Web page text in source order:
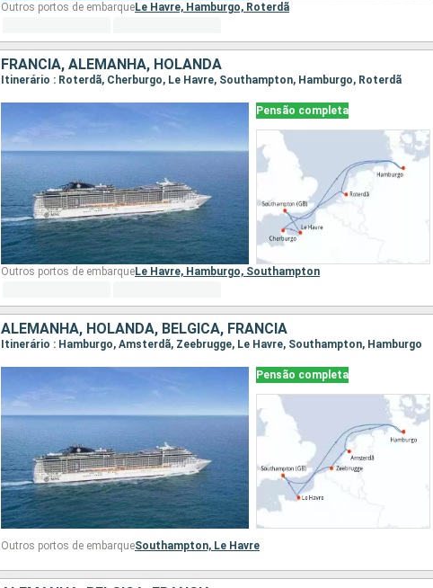
Outros portos de embarqueLe Havre, Hamburgo, Roterdã
FRANCIA, ALEMANHA, HOLANDA
Itinerário : Roterdã, Cherburgo, Le Havre, Southampton, Hamburgo, Roterdã
Pensão completa
Outros portos de embarqueLe Havre, Hamburgo, Southampton
ALEMANHA, HOLANDA, BÉLGICA, FRANCIA
Itinerário : Hamburgo, Amsterdã, Zeebrugge, Le Havre, Southampton, Hamburgo
Pensão completa
Outros portos de embarqueSouthampton, Le Havre